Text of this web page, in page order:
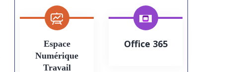
Espace
Numérique
Travail
Office 365